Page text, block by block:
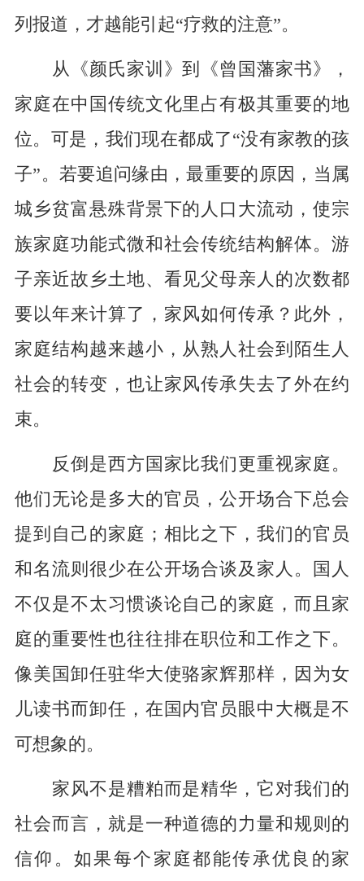
列报道，才越能引起“疗救的注意”。
从《颜氏家训》到《曾国藩家书》，
家庭在中国传统文化里占有极其重要的地
位。可是，我们现在都成了“没有家教的孩
子”。若要追问缘由，最重要的原因，当属
城乡贫富悬殊背景下的人口大流动，使宗
族家庭功能式微和社会传统结构解体。游
子亲近故乡土地、看见父母亲人的次数都
要以年来计算了，家风如何传承？此外，
家庭结构越来越小，从熟人社会到陌生人
社会的转变，也让家风传承失去了外在约
束。
反倒是西方国家比我们更重视家庭。
他们无论是多大的官员，公开场合下总会
提到自己的家庭；相比之下，我们的官员
和名流则很少在公开场合谈及家人。国人
不仅是不太习惯谈论自己的家庭，而且家
庭的重要性也往往排在职位和工作之下。
像美国卸任驻华大使骆家辉那样，因为女
儿读书而卸任，在国内官员眼中大概是不
可想象的。
家风不是糟粕而是精华，它对我们的
社会而言，就是一种道德的力量和规则的
信仰。如果每个家庭都能传承优良的家